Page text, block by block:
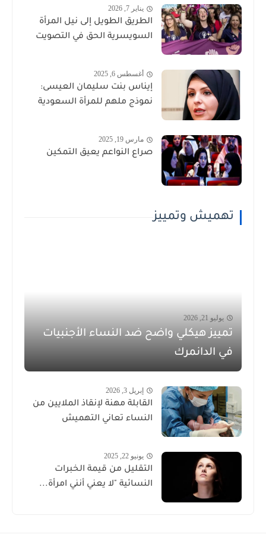
يناير 7, 2026
الطريق الطويل إلى نيل المرأة
السويسرية الحق في التصويت
أغسطس 6, 2025
إيناس بنت سليمان العيسى:
نموذج ملهم للمرأة السعودية
مارس 19, 2025
صراع النواعم يعيق التمكين
تهميش وتمييز
يوليو 21, 2026
تمييز هيكلي واضح ضد النساء الأجنبيات
في الدانمرك
إبريل 3, 2026
القابلة مهنة لإنقاذ الملايين من
النساء تعاني التهميش
يونيو 22, 2025
التقليل من قيمة الخبرات
النسائية "لا يعني أنني امرأة...